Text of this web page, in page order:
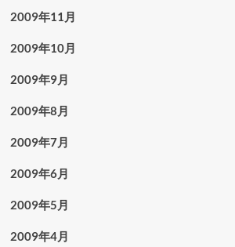
2009年11月
2009年10月
2009年9月
2009年8月
2009年7月
2009年6月
2009年5月
2009年4月